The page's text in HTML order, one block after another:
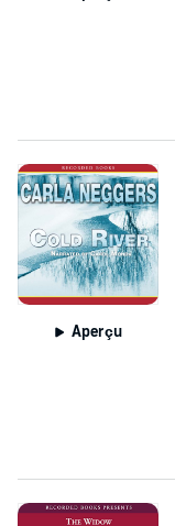
Aperçu